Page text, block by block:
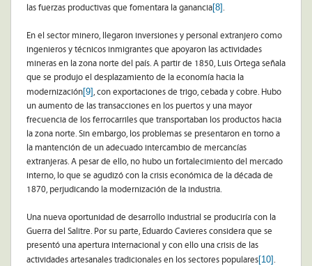
las fuerzas productivas que fomentara la ganancia[8].
En el sector minero, llegaron inversiones y personal extranjero como
ingenieros y técnicos inmigrantes que apoyaron las actividades
mineras en la zona norte del país. A partir de 1850, Luis Ortega señala
que se produjo el desplazamiento de la economía hacia la
modernización[9] , con exportaciones de trigo, cebada y cobre. Hubo
un aumento de las transacciones en los puertos y una mayor
frecuencia de los ferrocarriles que transportaban los productos hacia
la zona norte. Sin embargo, los problemas se presentaron en torno a
la mantención de un adecuado intercambio de mercancías
extranjeras. A pesar de ello, no hubo un fortalecimiento del mercado
interno, lo que se agudizó con la crisis económica de la década de
1870, perjudicando la modernización de la industria.
Una nueva oportunidad de desarrollo industrial se produciría con la
Guerra del Salitre. Por su parte, Eduardo Cavieres considera que se
presentó una apertura internacional y con ello una crisis de las
actividades artesanales tradicionales en los sectores populares[10].